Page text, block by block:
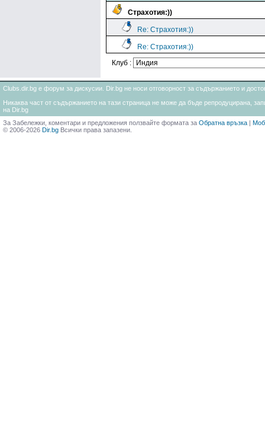
Страхотия:))
Re: Страхотия:))
Re: Страхотия:))
Клуб :
Clubs.dir.bg е форум за дискусии. Dir.bg не носи отговорност за съдържанието и
Никаква част от съдържанието на тази страница не може да бъде репродуцирана,
на Dir.bg
За Забележки, коментари и предложения ползвайте формата за Обратна връзка |
© 2006-2026 Dir.bg Всички права запазени.